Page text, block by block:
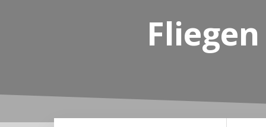
Fliegen